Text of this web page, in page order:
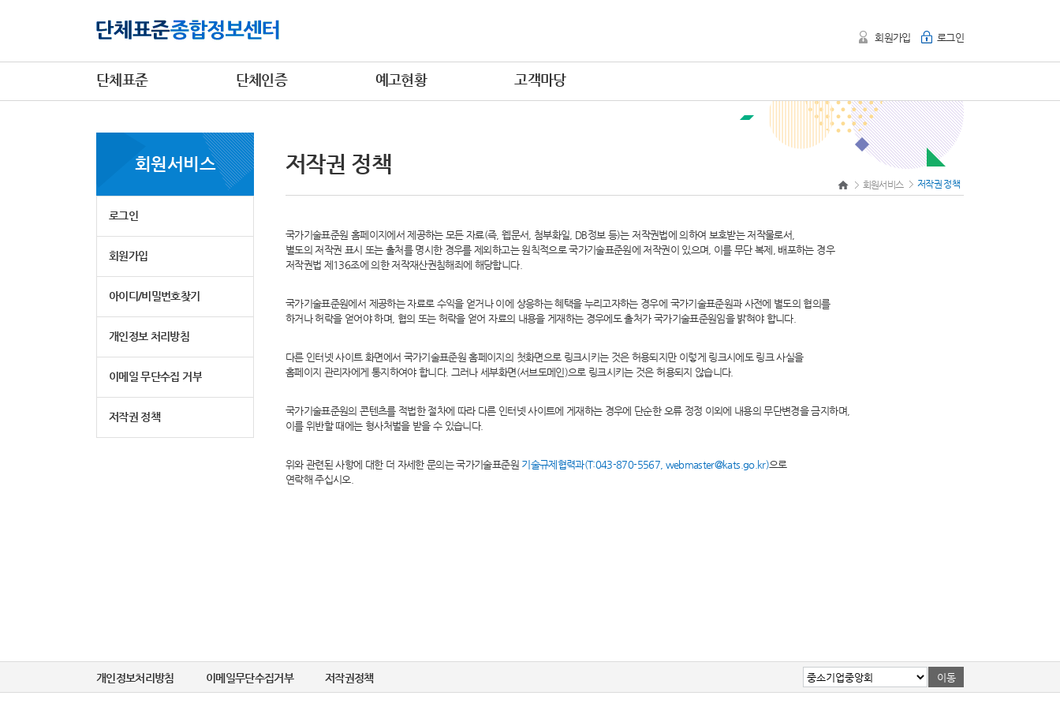
회원가입 로그인
단체표준 단체인증 예고현황 고객마당
회원서비스
로그인
회원가입
아이디/비밀번호찾기
개인정보 처리방침
이메일 무단수집 거부
저작권 정책
저작권 정책
회원서비스 저작권 정책
국가기술표준원 홈페이지에서 제공하는 모든 자료(즉, 웹문서, 첨부화일, DB정보 등)는 저작권법에 의하여 보호받는 저작물로서,
별도의 저작권 표시 또는 출처를 명시한 경우를 제외하고는 원칙적으로 국가기술표준원에 저작권이 있으며, 이를 무단 복제, 배포하는 경우
저작권법 제136조에 의한 저작재산권침해죄에 해당합니다.
국가기술표준원에서 제공하는 자료로 수익을 얻거나 이에 상응하는 혜택을 누리고자하는 경우에 국가기술표준원과 사전에 별도의 협의를
하거나 허락을 얻어야 하며, 협의 또는 허락을 얻어 자료의 내용을 게재하는 경우에도 출처가 국가기술표준원임을 밝혀야 합니다.
다른 인터넷 사이트 화면에서 국가기술표준원 홈페이지의 첫화면으로 링크시키는 것은 허용되지만 이렇게 링크시에도 링크 사실을
홈페이지 관리자에게 통지하여야 합니다. 그러나 세부화면(서브도메인)으로 링크시키는 것은 허용되지 않습니다.
국가기술표준원의 콘텐츠를 적법한 절차에 따라 다른 인터넷 사이트에 게재하는 경우에 단순한 오류 정정 이외에 내용의 무단변경을 금지하며,
이를 위반할 때에는 형사처벌을 받을 수 있습니다.
위와 관련된 사항에 대한 더 자세한 문의는 국가기술표준원 기술규제협력과(T:043-870-5567, webmaster@kats.go.kr)으로
연락해 주십시오.
개인정보처리방침 이메일무단수집거부 저작권정책